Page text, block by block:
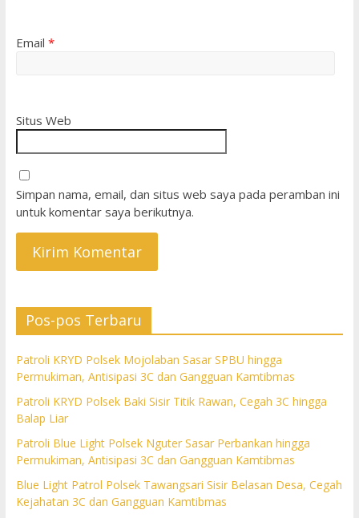
Email *
Situs Web
Simpan nama, email, dan situs web saya pada peramban ini
untuk komentar saya berikutnya.
Pos-pos Terbaru
Patroli KRYD Polsek Mojolaban Sasar SPBU hingga
Permukiman, Antisipasi 3C dan Gangguan Kamtibmas
Patroli KRYD Polsek Baki Sisir Titik Rawan, Cegah 3C hingga
Balap Liar
Patroli Blue Light Polsek Nguter Sasar Perbankan hingga
Permukiman, Antisipasi 3C dan Gangguan Kamtibmas
Blue Light Patrol Polsek Tawangsari Sisir Belasan Desa, Cegah
Kejahatan 3C dan Gangguan Kamtibmas